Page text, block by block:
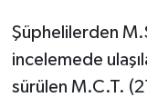
Şüphelilerden
incelemede
sürülen M.C.T.